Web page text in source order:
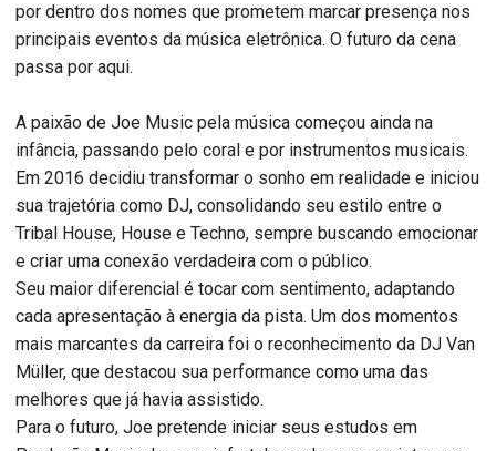
por dentro dos nomes que prometem marcar presença nos
principais eventos da música eletrônica. O futuro da cena
passa por aqui.
A paixão de Joe Music pela música começou ainda na
infância, passando pelo coral e por instrumentos musicais.
Em 2016 decidiu transformar o sonho em realidade e iniciou
sua trajetória como DJ, consolidando seu estilo entre o
Tribal House, House e Techno, sempre buscando emocionar
e criar uma conexão verdadeira com o público.
Seu maior diferencial é tocar com sentimento, adaptando
cada apresentação à energia da pista. Um dos momentos
mais marcantes da carreira foi o reconhecimento da DJ Van
Müller, que destacou sua performance como uma das
melhores que já havia assistido.
Para o futuro, Joe pretende iniciar seus estudos em